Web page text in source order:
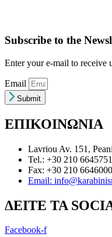
Subscribe to the
Enter your e-mail to receive
Email
Submit
ΕΠΙΚΟΙΝΩΝΙΑ
Lavriou Av. 151,
Tel.: +30 210 6645751
Fax: +30 210 6646000
Email:
ΔEITE TA
Facebook-f